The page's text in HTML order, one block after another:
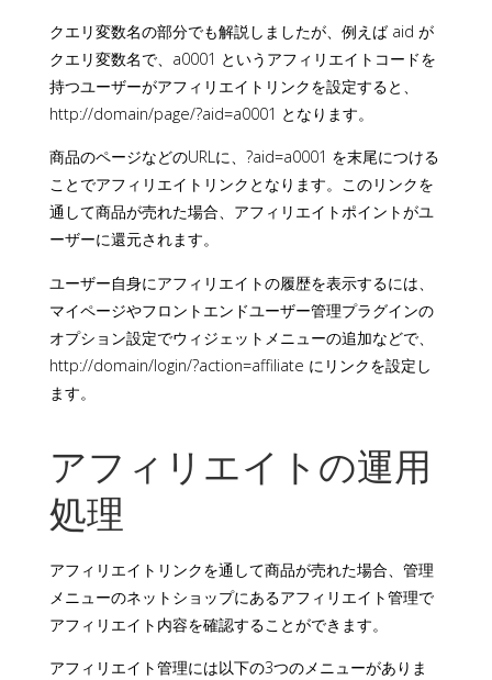
クエリ変数名の部分でも解説しましたが、例えば aid が
クエリ変数名で、a0001 というアフィリエイトコードを
持つユーザーがアフィリエイトリンクを設定すると、
http://domain/page/?aid=a0001 となります。
商品のページなどのURLに、?aid=a0001 を末尾につける
ことでアフィリエイトリンクとなります。このリンクを
通して商品が売れた場合、アフィリエイトポイントがユ
ーザーに還元されます。
ユーザー自身にアフィリエイトの履歴を表示するには、
マイページやフロントエンドユーザー管理プラグインの
オプション設定でウィジェットメニューの追加などで、
http://domain/login/?action=affiliate にリンクを設定し
ます。
アフィリエイトの運用
処理
アフィリエイトリンクを通して商品が売れた場合、管理
メニューのネットショップにあるアフィリエイト管理で
アフィリエイト内容を確認することができます。
アフィリエイト管理には以下の3つのメニューがありま